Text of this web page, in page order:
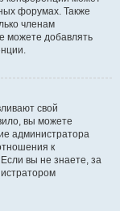
форумах. Также
членам
можете добавлять
свой
вы можете
администратора
к
вы не знаете, за